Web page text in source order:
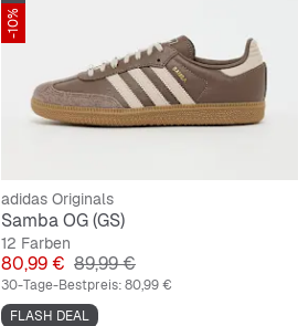
-10%
adidas Originals
Samba OG (GS)
12 Farben
Preis
80,99 € Originalpreis
89,99 €
30-Tage-Bestpreis:80,99 €
FLASH DEAL